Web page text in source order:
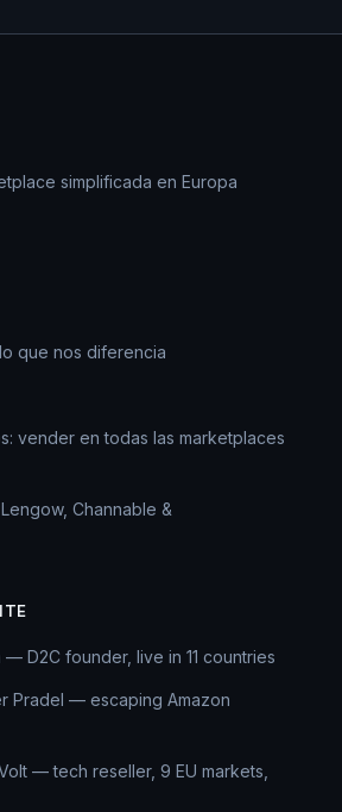
simplificada en Europa
que nos diferencia
vender en todas las marketplaces
Channable &
— D2C founder, live in 11 countries
Pradel — escaping Amazon
— tech reseller, 9 EU markets,